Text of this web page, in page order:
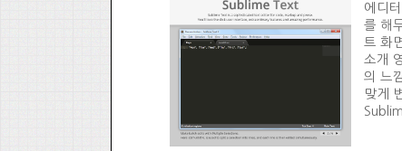
에디
를 해
트 화
소개
의 느
맞게